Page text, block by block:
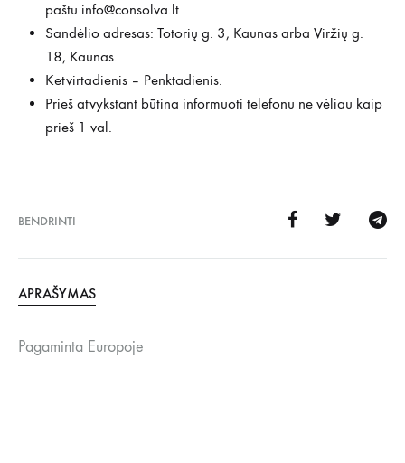
paštu info@consolva.lt
Sandėlio adresas: Totorių g. 3, Kaunas arba Viržių g.
18, Kaunas.
Ketvirtadienis – Penktadienis.
Prieš atvykstant būtina informuoti telefonu ne vėliau kaip
prieš 1 val.
BENDRINTI
APRAŠYMAS
Pagaminta Europoje